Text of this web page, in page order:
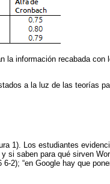
la información recabada
a la luz de las teorías
1). Los estudiantes
si saben para qué sirven
2); “en Google hay que